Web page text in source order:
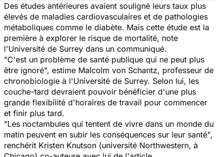
Des études antérieures avaient souligné leurs taux plus
élevés de maladies cardiovasculaires et de pathologies
métaboliques comme le diabète. Mais cette étude est la
première à explorer le risque de mortalité, note
l'Université de Surrey dans un communiqué.
"C'est un problème de santé publique qui ne peut plus
être ignoré", estime Malcolm von Schantz, professeur de
chronobiologie à l'Université de Surrey. Selon lui, les
couche-tard devraient pouvoir bénéficier d'une plus
grande flexibilité d'horaires de travail pour commencer
et finir plus tard.
"Les noctambules qui tentent de vivre dans un monde du
matin peuvent en subir les conséquences sur leur santé",
renchérit Kristen Knutson (université Northwestern, à